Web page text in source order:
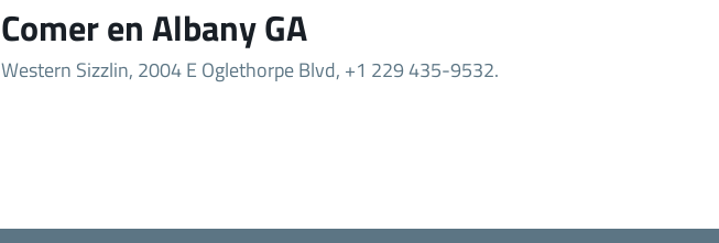
Comer en Albany GA
Western Sizzlin, 2004 E Oglethorpe Blvd, +1 229 435-9532.